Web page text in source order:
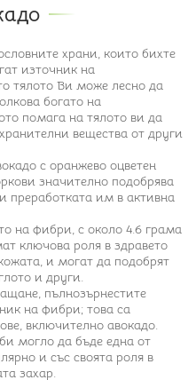
храни, които бихте
източник на
тялото Ви може лесно да
богато на
помага на тялото ви да
вещества от други
с оранжево оцветен
значително подобрява
преработката им в активна
на фибри, с около 4.6 грама
ключова роля в здравето
и могат да подобрят
и други.
пълнозърнестите
на фибри; това са
включително авокадо.
могло да бъде една от
и със своята роля в
захар.